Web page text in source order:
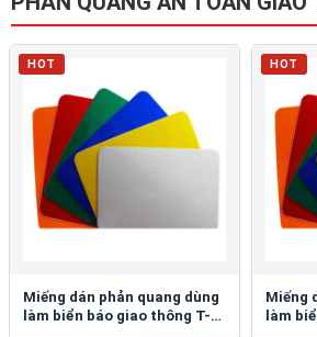
HOT
Miếng dán phản quang dùng
làm biển báo giao thông T-
HOT
Miếng
làm